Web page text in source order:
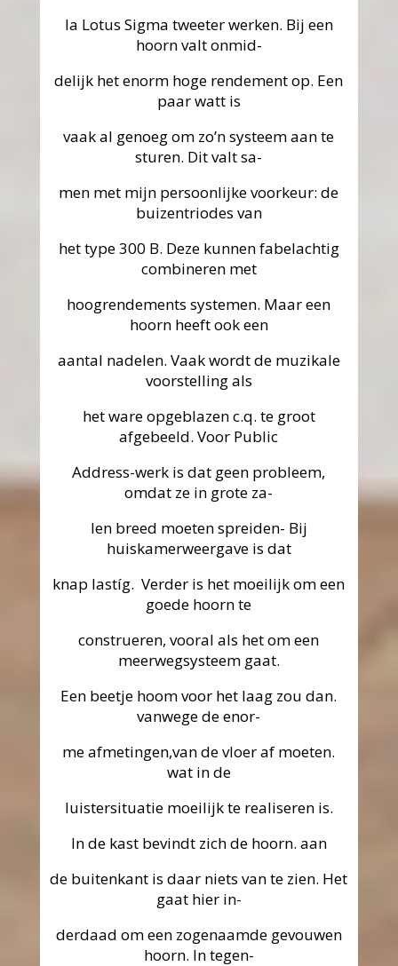
la Lotus Sigma tweeter werken. Bij een
hoorn valt onmid-
delijk het enorm hoge rendement op. Een
paar watt is
vaak al genoeg om zo’n systeem aan te
sturen. Dit valt sa-
men met mijn persoonlijke voorkeur: de
buizentriodes van
het type 300 B. Deze kunnen fabelachtig
combineren met
hoogrendements systemen. Maar een
hoorn heeft ook een
aantal nadelen. Vaak wordt de muzikale
voorstelling als
het ware opgeblazen c.q. te groot
afgebeeld. Voor Public
Address-werk is dat geen probleem,
omdat ze in grote za-
len breed moeten spreiden- Bij
huiskamerweergave is dat
knap lastíg. Verder is het moeilijk om een
goede hoorn te
construeren, vooral als het om een
meerwegsysteem gaat.
Een beetje hoom voor het laag zou dan.
vanwege de enor-
me afmetingen,van de vloer af moeten.
wat in de
luistersituatie moeilijk te realiseren is.
In de kast bevindt zich de hoorn. aan
de buitenkant is daar niets van te zien. Het
gaat hier in-
derdaad om een zogenaamde gevouwen
hoorn. In tegen-